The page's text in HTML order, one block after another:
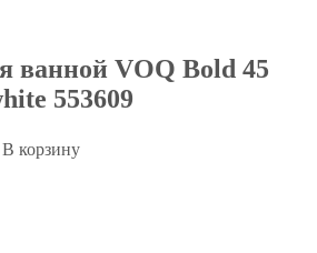
ванной VOQ Bold 45
553609
В корзину